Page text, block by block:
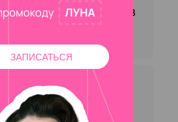
выбрать специалиста в
«Восстановление
обычно довольны
«Восстановление
ЗАПИСАТЬСЯ